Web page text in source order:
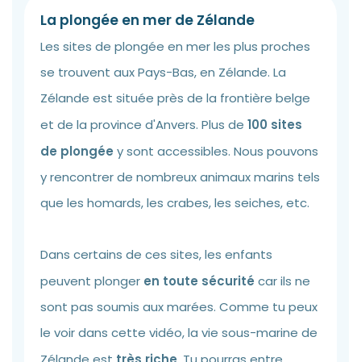
La plongée en mer de Zélande
Les sites de plongée en mer les plus proches
se trouvent aux Pays-Bas, en Zélande. La
Zélande est située près de la frontière belge
et de la province d'Anvers. Plus de 100 sites
de plongée y sont accessibles. Nous pouvons
y rencontrer de nombreux animaux marins tels
que les homards, les crabes, les seiches, etc.
Dans certains de ces sites, les enfants
peuvent plonger en toute sécurité car ils ne
sont pas soumis aux marées. Comme tu peux
le voir dans cette vidéo, la vie sous-marine de